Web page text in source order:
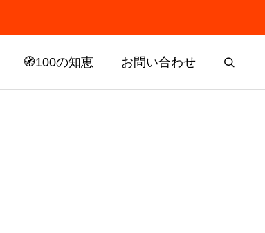
🧭100の知恵 お問い合わせ